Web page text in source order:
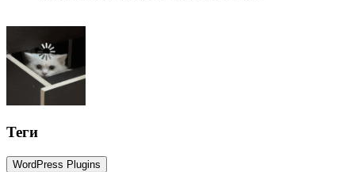
Теги
WordPress Plugins